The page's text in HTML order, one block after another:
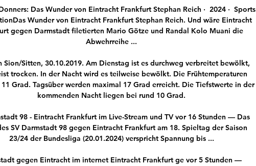
Das Wunder von Eintracht Frankfurt Stephan Reich ·  2024 · ‎ Sports
Wunder von Eintracht Frankfurt Stephan Reich. Und wäre Eintracht
gegen Darmstadt filetierten Mario Götze und Randal Kolo Muani die
Abwehrreihe ...
Sion/Sitten, 30.10.2019. Am Dienstag ist es durchweg verbreitet bewölkt,
trocken. In der Nacht wird es teilweise bewölkt. Die Frühtemperaturen
Grad. Tagsüber werden maximal 17 Grad erreicht. Die Tiefstwerte in der
kommenden Nacht liegen bei rund 10 Grad.
98 - Eintracht Frankfurt im Live-Stream und TV vor 16 Stunden — Das
SV Darmstadt 98 gegen Eintracht Frankfurt am 18. Spieltag der Saison
23/24 der Bundesliga (20.01.2024) verspricht Spannung bis ...
gegen Eintracht im internet Eintracht Frankfurt ge vor 5 Stunden —